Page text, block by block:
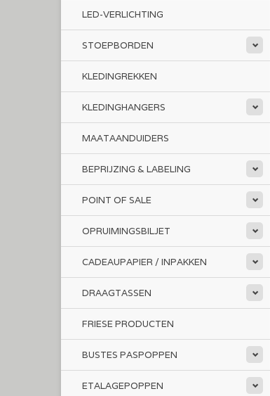
LED-VERLICHTING
STOEPBORDEN
KLEDINGREKKEN
KLEDINGHANGERS
MAATAANDUIDERS
BEPRIJZING & LABELING
POINT OF SALE
OPRUIMINGSBILJET
CADEAUPAPIER / INPAKKEN
DRAAGTASSEN
FRIESE PRODUCTEN
BUSTES PASPOPPEN
ETALAGEPOPPEN